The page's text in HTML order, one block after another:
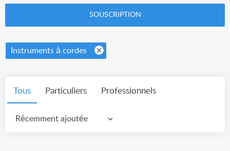
SOUSCRIPTION
Instruments à cordes
Tous Particuliers Professionnels
Récemment ajoutée